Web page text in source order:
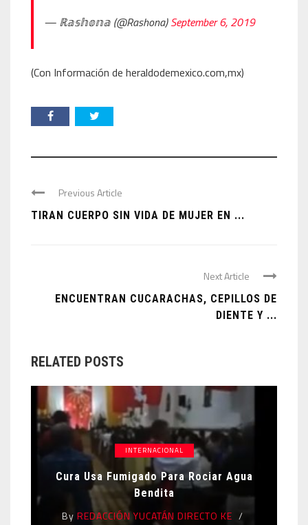
— ℝ𝕒𝕤𝕙𝕠𝕟𝕒 (@Rashona)September 6, 2019
(Con Información de heraldodemexico.com,mx)
Previous Article
TIRAN CUERPO SIN VIDA DE MUJER EN ...
Next Article
ENCUENTRAN CUCARACHAS, CEPILLOS DE
DIENTE Y ...
RELATED POSTS
INTERNACIONAL
Cura Usa Fumigado Para Rociar Agua
Bendita
By REDACCIÓN YUCATÁN DIRECTO KE